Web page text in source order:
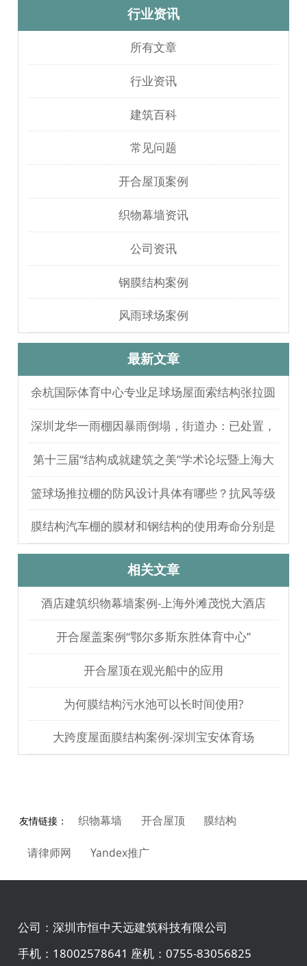
行业资讯
所有文章
行业资讯
建筑百科
常见问题
开合屋顶案例
织物幕墙资讯
公司资讯
钢膜结构案例
风雨球场案例
最新文章
余杭国际体育中心专业足球场屋面索结构张拉圆
满完成
深圳龙华一雨棚因暴雨倒塌，街道办：已处置，
无人员伤亡
第十三届“结构成就建筑之美”学术论坛暨上海大
歌剧院观摩
篮球场推拉棚的防风设计具体有哪些？抗风等级
如何测试验证？
膜结构汽车棚的膜材和钢结构的使用寿命分别是
多久？
相关文章
酒店建筑织物幕墙案例-上海外滩茂悦大酒店
开合屋盖案例“鄂尔多斯东胜体育中心”
开合屋顶在观光船中的应用
为何膜结构污水池可以长时间使用?
大跨度屋面膜结构案例-深圳宝安体育场
友情链接： 织物幕墙 开合屋顶 膜结构
请律师网 Yandex推广
公司：深圳市恒中天远建筑科技有限公司
手机： 18002578641 座机：0755-83056825